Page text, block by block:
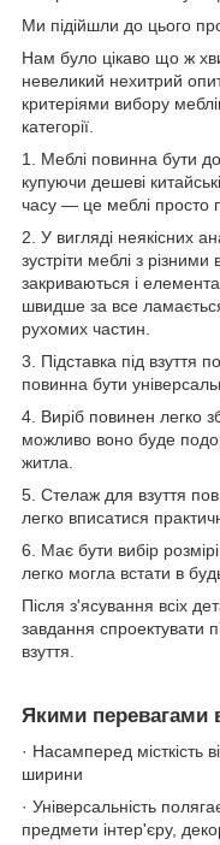
Ми підійшли до цього
Нам було цікаво що ж
невеликий нехитрий
критеріями вибору
категорії.
1. Меблі повинна бути
купуючи дешеві
часу — це меблі просто
2. У вигляді неякісних
зустріти меблі з
закриваються і
швидше за все
рухомих частин.
3. Підставка під взуття
повинна бути
4. Виріб повинен легко
можливо воно буде
житла.
5. Стелаж для взуття
легко вписатися
6. Має бути вибір
легко могла встати в
Після з'ясування всіх
завдання спроектувати
взуття.
Якими перевагами
· Насамперед місткість
ширини
· Універсальність
предмети інтер'єру,